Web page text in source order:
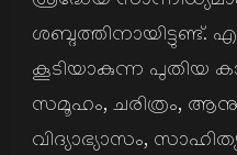
ശബ്ദത്തിനായിട്ടുണ്ട്.
കൂടിയാകുന്ന പുതിയ
സമൂഹം, ചരിത്രം,
വിദ്യാഭ്യാസം,